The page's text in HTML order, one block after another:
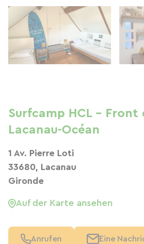
Surfcamp HCL – Front
Lacanau-Océan
1 Av. Pierre Loti
33680, Lacanau
Gironde
Auf der Karte ansehen
Anrufen Eine